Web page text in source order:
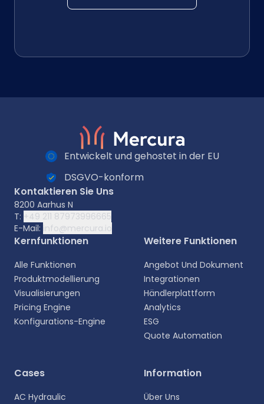
Entwickelt und gehostet in der EU
DSGVO-konform
Kontaktieren Sie Uns
8200 Aarhus N
T: +49 211 87973996665
E-Mail: info@mercura.io
Kernfunktionen
Alle Funktionen
Produktmodellierung
Visualisierungen
Pricing Engine
Konfigurations-Engine
Weitere Funktionen
Angebot Und Dokument
Integrationen
Händlerplattform
Analytics
ESG
Quote Automation
Cases
AC Hydraulic
Information
Über Uns